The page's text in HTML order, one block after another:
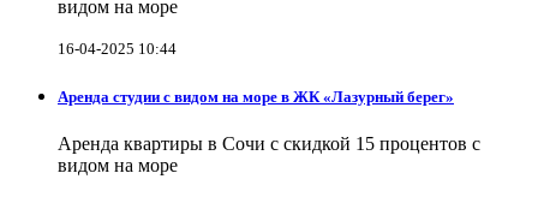
видом на море
16-04-2025 10:44
Аренда студии с видом на море в ЖК «Лазурный берег»
Аренда квартиры в Сочи с скидкой 15 процентов с
видом на море